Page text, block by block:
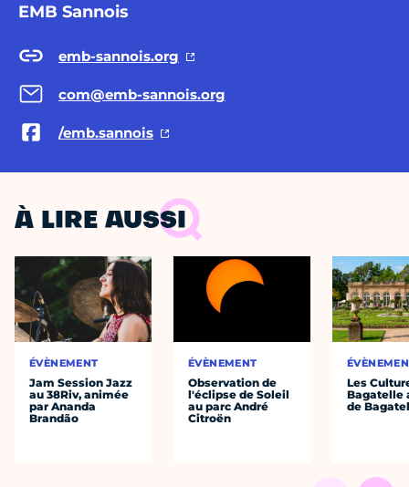
EMB Sannois
emb-sannois.org
com@emb-sannois.org
/emb.sannois
À LIRE AUSSI
ÉVÈNEMENT
Jam Session Jazz
au 38Riv, animée
par Ananda
Brandão
ÉVÈNEMENT
Observation de
l'éclipse de Soleil
au parc André
Citroën
Les
Bagatelle
de